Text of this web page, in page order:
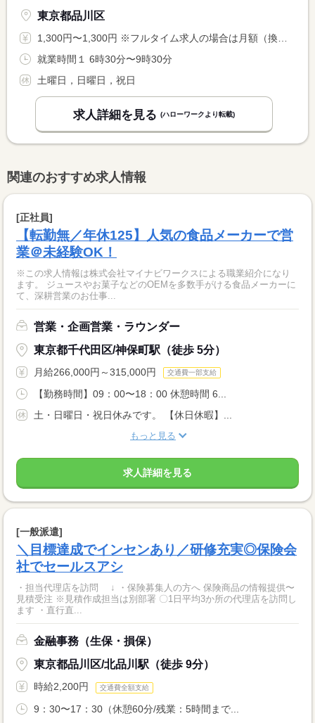
東京都品川区
1,300円〜1,300円 ※フルタイム求人の場合は月額（換算額）、パート求人の場合は時間額を表示しています。
就業時間１ 6時30分〜9時30分
土曜日，日曜日，祝日
求人詳細を見る (ハローワークより転載)
関連のおすすめ求人情報
[正社員]
【転勤無／年休125】人気の食品メーカーで営
業＠未経験OK！
※この求人情報は株式会社マイナビワークスによる職業紹介になり
ます。 ジュースやお菓子などのOEMを多数手がける食品メーカーに
て、深耕営業のお仕事...
営業・企画営業・ラウンダー
東京都千代田区/神保町駅（徒歩 5分）
月給266,000円～315,000円 交通費一部支給
【勤務時間】09：00〜18：00 休憩時間 6...
土・日曜日・祝日休みです。 【休日休暇】...
もっと見る
求人詳細を見る
[一般派遣]
＼目標達成でインセンあり／研修充実◎保険会
社でセールスアシ
・担当代理店を訪問 ↓ ・保険募集人の方へ 保険商品の情報提供〜
見積受注 ※見積作成担当は別部署 〇1日平均3か所の代理店を訪問し
ます ・直行直...
金融事務（生保・損保）
東京都品川区/北品川駅（徒歩 9分）
時給2,200円 交通費全額支給
9：30〜17：30（休憩60分/残業：5時間まで...